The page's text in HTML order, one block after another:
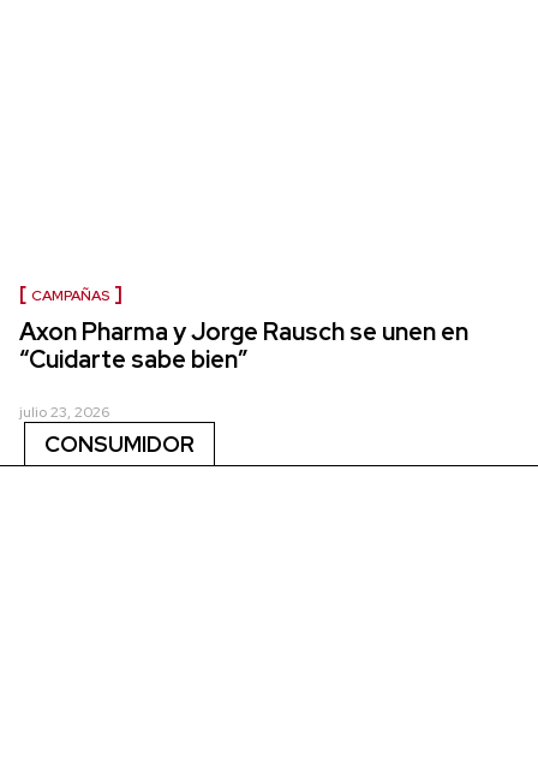
CAMPAÑAS
Axon Pharma y Jorge Rausch se unen en
“Cuidarte sabe bien”
julio 23, 2026
CONSUMIDOR